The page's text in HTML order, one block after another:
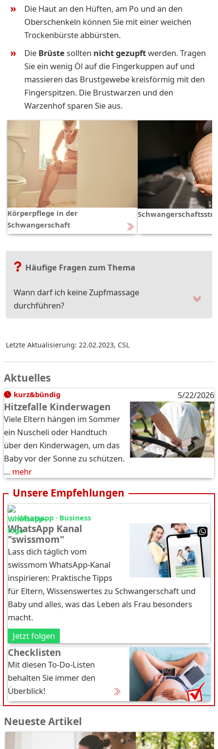
Die Haut an den Hüften, am Po und an den
Oberschenkeln können Sie mit einer weichen
Trockenbürste abbürsten.
Die Brüste sollten nicht gezupftwerden. Tragen
Sie ein wenig Öl auf die Fingerkuppen auf und
massieren das Brustgewebe kreisförmig mit den
Fingerspitzen. Die Brustwarzen und den
Warzenhof sparen Sie aus.
Körperpflege in der
Schwangerschaft
Häufige Fragen zum Thema
Wann darf ich keine Zupfmassage
durchführen?
Letzte Aktualisierung: 22.02.2023, CSL
Aktuelles
kurz&bündig 5/22/2026
Hitzefalle Kinderwagen
Viele Eltern hängen im Sommer
ein Nuscheli oder Handtuch
über den Kinderwagen, um das
Baby vor der Sonne zu schützen.
… mehr
Unsere Empfehlungen
Whatsapp · Business
WhatsApp Kanal
"swissmom"
Lass dich täglich vom
swissmom WhatsApp-Kanal
inspirieren: Praktische Tipps
für Eltern, Wissenswertes zu Schwangerschaft und
Baby und alles, was das Leben als Frau besonders
macht.
Jetzt folgen
Checklisten
Mit diesen To-Do-Listen
behalten Sie immer den
Überblick!
Neueste Artikel